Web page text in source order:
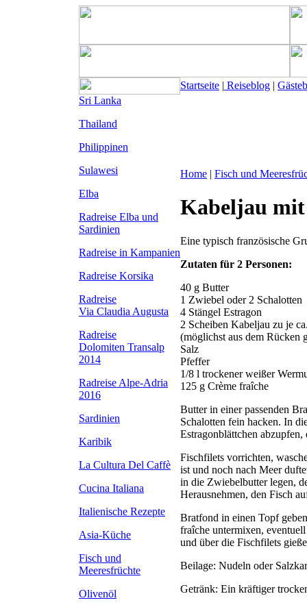
Startseite | Reiseblog |
Sri Lanka
Thailand
Philippinen
Sulawesi
Elba
Radreise Elba und
Sardinien
Radreise in Kampanien
Radreise Korsika
Radreise
Via Claudia Augusta
Radreise
Dolomiten Transalp
2014
Radreise Alpe-Adria
2016
Sardinien
Karibik
La Cultura Del Caffè
Cucina Italiana
Italienische Rezepte
Asia-Küche
Fisch und
Meeresfrüchte
Olivenöl
Home | Fisch und
Kabeljau
Eine typisch französische
Zutaten für 2 Personen:
40 g Butter
1 Zwiebel oder 2 Schalotten
4 Stängel Estragon
2 Scheiben Kabeljau zu je
(möglichst aus dem Rücken
Salz
Pfeffer
1/8 l trockener weißer
125 g Crème fraîche
Butter in einer passenden
Schalotten fein hacken. In
Estragonblättchen
Fischfilets vorrichten,
ist und noch nach Meer
in die Zwiebelbutter legen,
Herausnehmen, den Fisch
Bratfond in einen Topf
fraîche untermixen,
und über die Fischfilets
Beilage: Nudeln oder
Getränk: Ein kräftiger